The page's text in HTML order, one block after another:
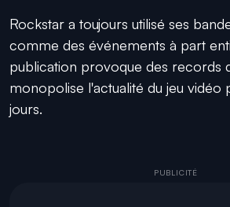
Rockstar a toujours utilisé ses
comme des événements à part
publication provoque des records
monopolise l'actualité du jeu vidéo
jours.